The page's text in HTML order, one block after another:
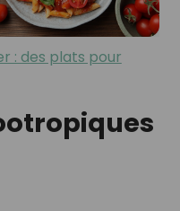
: des plats pour